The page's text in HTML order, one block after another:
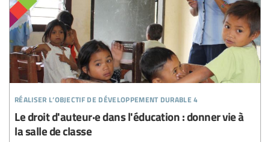
réaliser l’objectif de développement durable 4
Le droit d'auteur·e dans l'éducation : donner vie à
la salle de classe